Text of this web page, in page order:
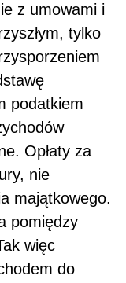
z umowami i
tylko
podatkiem
Opłaty za
nie
majątkowego.
pomiędzy
więc
do